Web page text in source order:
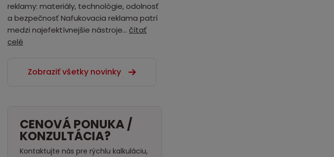
reklamy: materiály, technológie, odolnosť
a bezpečnosť Nafukovacia reklama patrí
medzi najefektívnejšie nástroje... čítať
celé
Zobraziť všetky novinky
CENOVÁ PONUKA /
KONZULTÁCIA?
Kontaktujte nás pre rýchlu kalkuláciu,